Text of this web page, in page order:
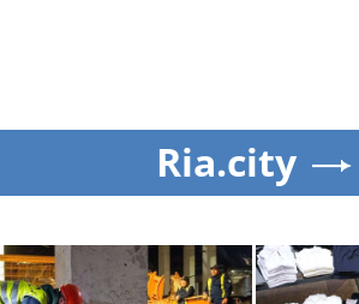
Ria.city